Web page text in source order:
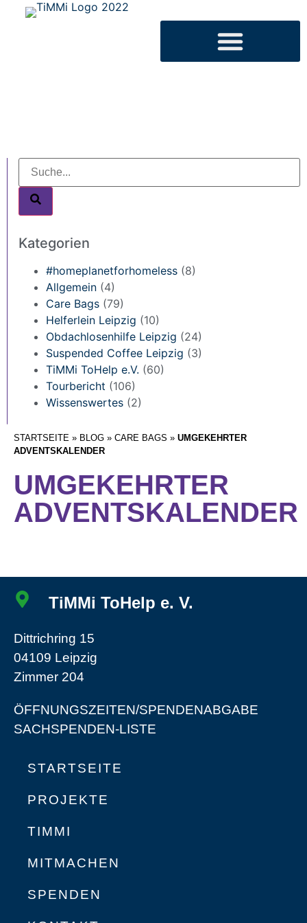
STARTSEITE » BLOG » CARE BAGS » UMGEKEHRTER
ADVENTSKALENDER
UMGEKEHRTER
ADVENTSKALENDER
Kategorien
#homeplanetforhomeless (8)
Allgemein (4)
Care Bags (79)
Helferlein Leipzig (10)
Obdachlosenhilfe Leipzig (24)
Suspended Coffee Leipzig (3)
TiMMi ToHelp e.V. (60)
Tourbericht (106)
Wissenswertes (2)
TiMMi ToHelp e. V.
Dittrichring 15
04109 Leipzig
Zimmer 204
ÖFFNUNGSZEITEN/SPENDENABGABE
SACHSPENDEN-LISTE
STARTSEITE
PROJEKTE
TIMMI
MITMACHEN
SPENDEN